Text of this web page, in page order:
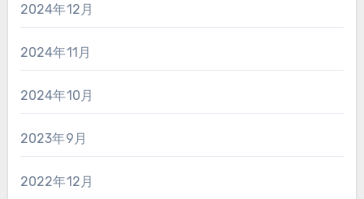
2024年12月
2024年11月
2024年10月
2023年9月
2022年12月